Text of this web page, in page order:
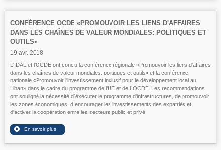
CONFÉRENCE OCDE «PROMOUVOIR LES LIENS D'AFFAIRES
DANS LES CHAÎNES DE VALEUR MONDIALES: POLITIQUES ET
OUTILS»
19 avr. 2018
L'IDAL et l'OCDE ont conclu la conférence régionale «Promouvoir les liens d'affaires
dans les chaînes de valeur mondiales: politiques et outils» et la conférence
nationale «Promouvoir l'investissement inclusif pour le développement local au
Liban» dans le cadre du programme de l'UE et de l`OCDE. Les recommandations
ont souligné la nécessité d`éxécuter le programme d'infrastructures, de promouvoir
les zones économiques, d`encourager les investissements des expatriés et
d'activer la coopération entre les secteurs public et privé.